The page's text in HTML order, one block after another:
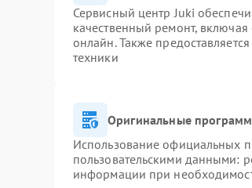
Сервисный центр Juki
качественный ремонт, включая
онлайн. Также
техники
Оригинальные
Использование официальных
пользовательскими данными:
информации при